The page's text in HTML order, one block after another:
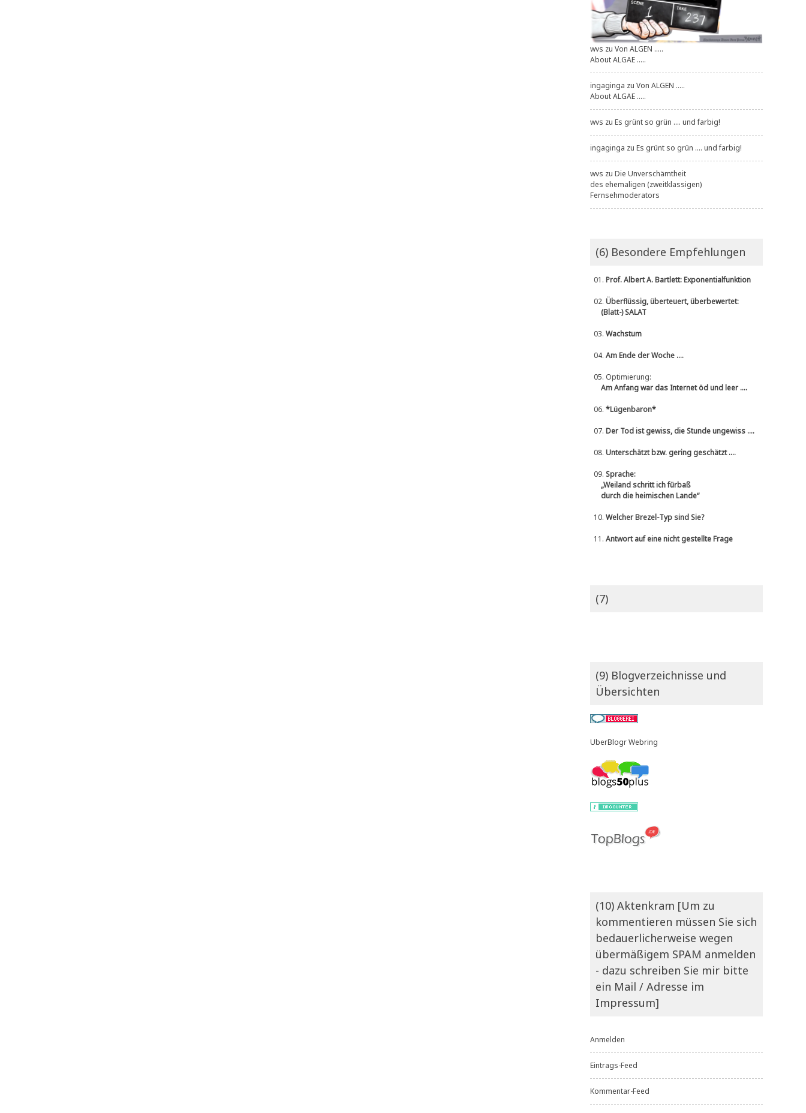
wvs zu Von ALGEN .....
About ALGAE .....
ingaginga zu Von ALGEN .....
About ALGAE .....
wvs zu Es grünt so grün .... und farbig!
ingaginga zu Es grünt so grün .... und farbig!
wvs zu Die Unverschämtheit
des ehemaligen (zweitklassigen)
Fernsehmoderators
(6) Besondere Empfehlungen
01. Prof. Albert A. Bartlett: Exponentialfunktion
02. Überflüssig, überteuert, überbewertet:
(Blatt-) SALAT
03. Wachstum
04. Am Ende der Woche ....
05. Optimierung:
Am Anfang war das Internet öd und leer ....
06. *Lügenbaron*
07. Der Tod ist gewiss, die Stunde ungewiss ....
08. Unterschätzt bzw. gering geschätzt ....
09. Sprache:
„Weiland schritt ich fürbaß
durch die heimischen Lande“
10. Welcher Brezel-Typ sind Sie?
11. Antwort auf eine nicht gestellte Frage
(7)
(9) Blogverzeichnisse und
Übersichten
UberBlogr Webring
(10) Aktenkram [Um zu
kommentieren müssen Sie sich
bedauerlicherweise wegen
übermäßigem SPAM anmelden
- dazu schreiben Sie mir bitte
ein Mail / Adresse im
Impressum]
Anmelden
Eintrags-Feed
Kommentar-Feed